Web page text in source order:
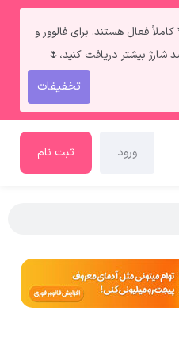
خدمات، از جمله **روبیکا، ایتا و بله** کاملاً فعال هستند. برای فالوور و
تخفیفات
ورود ثبت نام